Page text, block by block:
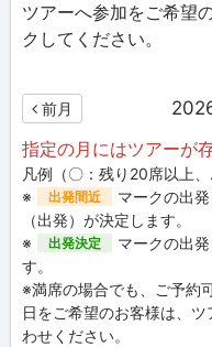
ツアーへ参加をご希望
クしてください。
前月
指定の月にはツアーが
凡例（〇：残り20席以上
※
出発間近
マークの出
（出発）が決定します。
※
出発決定
マークの出
す。
※満席の場合でも、ご予約
日をご希望のお客様は、
わせください。